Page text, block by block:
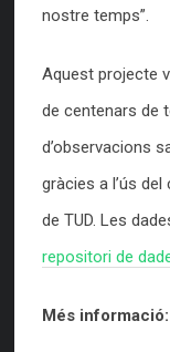
nostre temps”.
Aquest projecte
de centenars de
d’observacions
gràcies a l’ús
de TUD. Les
repositori de
Més informació: